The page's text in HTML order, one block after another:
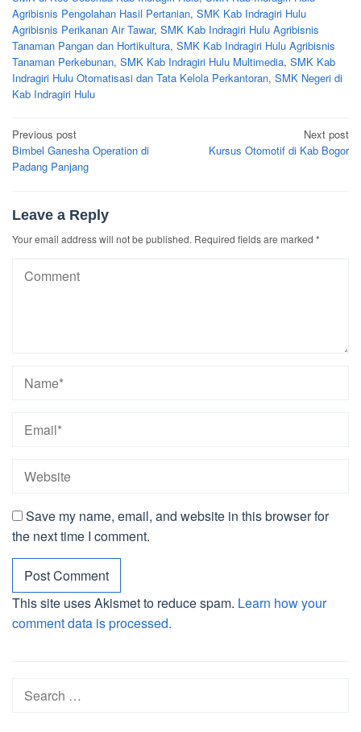
Agribisnis Pengolahan Hasil Pertanian, SMK Kab Indragiri Hulu
Agribisnis Perikanan Air Tawar, SMK Kab Indragiri Hulu Agribisnis
Tanaman Pangan dan Hortikultura, SMK Kab Indragiri Hulu Agribisnis
Tanaman Perkebunan, SMK Kab Indragiri Hulu Multimedia, SMK Kab
Indragiri Hulu Otomatisasi dan Tata Kelola Perkantoran, SMK Negeri di
Kab Indragiri Hulu
Post
navigation
Previous post
Bimbel Ganesha Operation di
Padang Panjang
Next post
Kursus Otomotif di Kab Bogor
Leave a Reply
Your email address will not be published. Required fields are marked *
Save my name, email, and website in this browser for
the next time I comment.
This site uses Akismet to reduce spam. Learn how your
comment data is processed.
Search